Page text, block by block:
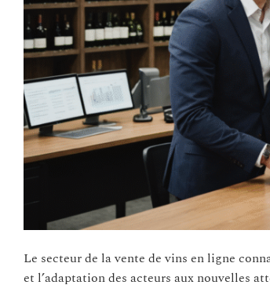
Le secteur de la vente de vins en ligne
et l’adaptation des acteurs aux nouvelles